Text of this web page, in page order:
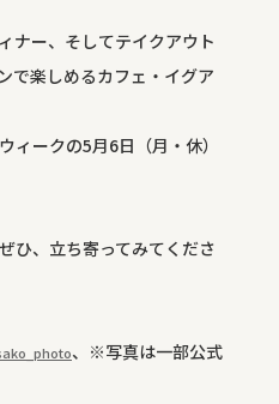
ナー、そしてテイクアウト
で楽しめるカフェ・イグア
ィークの5月6日（月・休）
ひ、立ち寄ってみてくださ
、※写真は一部公式